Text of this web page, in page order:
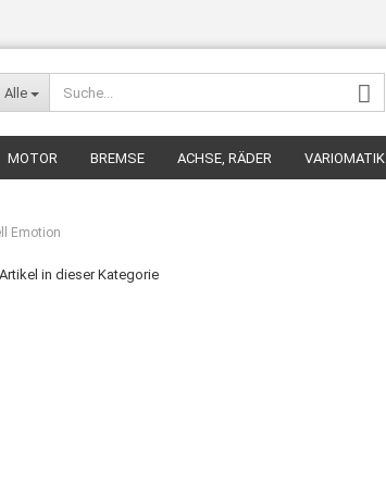
Alle
MOTOR BREMSE ACHSE, RÄDER VARIOMATIK
Emotion
Artikel in dieser Kategorie